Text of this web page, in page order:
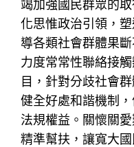
竭加強國民群眾的
化思惟政治引領，
導各類社會群體果
力度常常性聯絡接
目，針對分歧社會
健全好處和諧機制
法規權益。關懷關
精準幫扶，讓寬大